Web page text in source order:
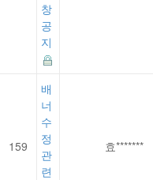
창
공
지
159
배
너
수
정
관
련
효*******